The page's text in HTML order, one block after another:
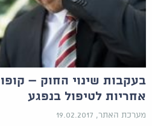
בעקבות שינוי החוק –
אחריות לטיפול בנפגע
מערכת האתר, 19.02.2017